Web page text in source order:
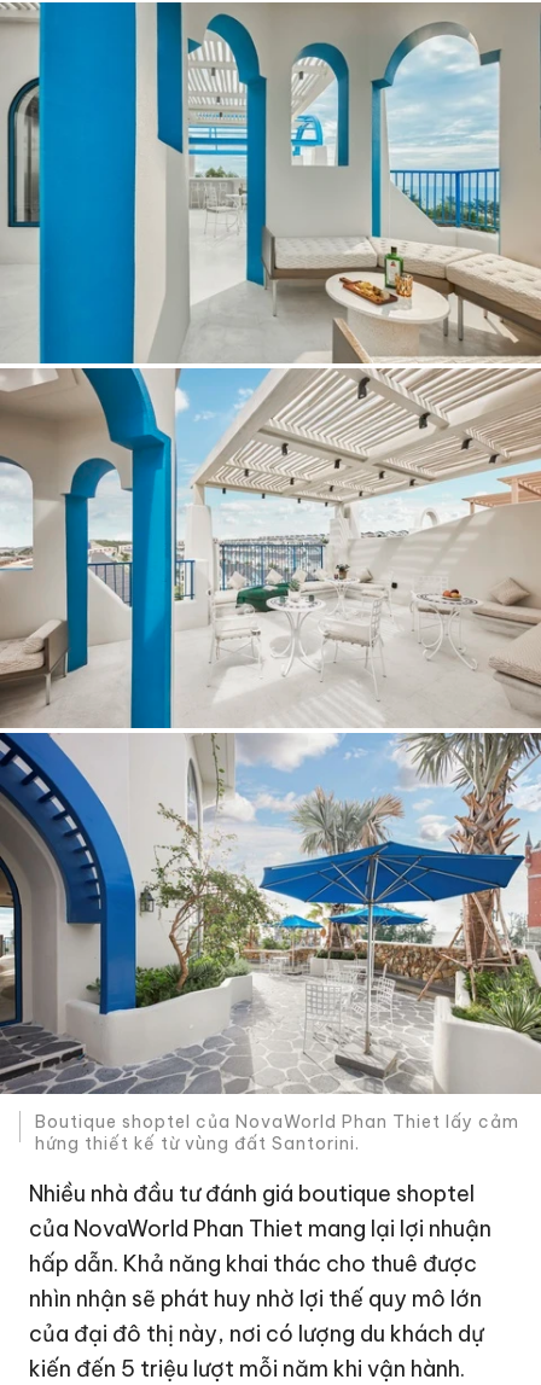
Boutique shoptel của NovaWorld Phan Thiet lấy cảm
hứng thiết kế từ vùng đất Santorini.
Nhiều nhà đầu tư đánh giá boutique shoptel
của NovaWorld Phan Thiet mang lại lợi nhuận
hấp dẫn. Khả năng khai thác cho thuê được
nhìn nhận sẽ phát huy nhờ lợi thế quy mô lớn
của đại đô thị này, nơi có lượng du khách dự
kiến đến 5 triệu lượt mỗi năm khi vận hành.